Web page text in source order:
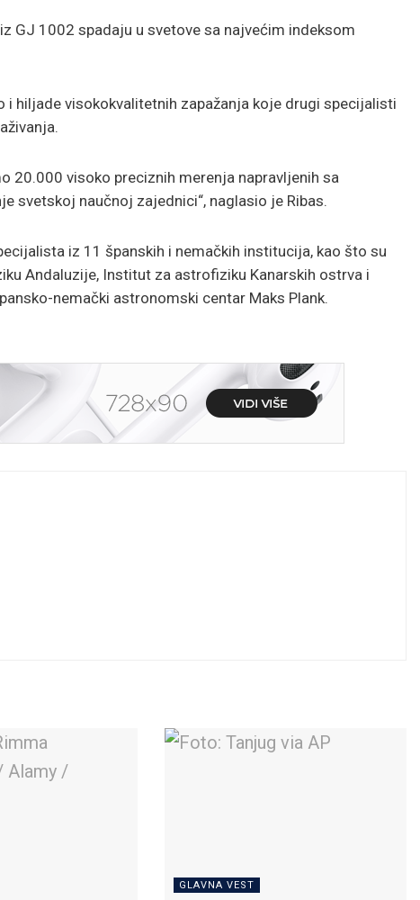
GJ 1002 spadaju u svetove sa najvećim indeksom
i hiljade visokokvalitetnih zapažanja koje drugi specijalisti
20.000 visoko preciznih merenja napravljenih sa
svetskoj naučnoj zajednici“, naglasio je Ribas.
iz 11 španskih i nemačkih institucija, kao što su
Andaluzije, Institut za astrofiziku Kanarskih ostrva i
nemački astronomski centar Maks Plank.
GLAVNA VEST